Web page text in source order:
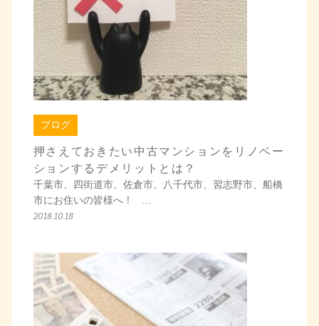
ブログ
押さえておきたい中古マンションをリノベー
ションするデメリットとは？
千葉市、四街道市、佐倉市、八千代市、習志野市、船橋
市にお住いの皆様へ！ …
2018.10.18